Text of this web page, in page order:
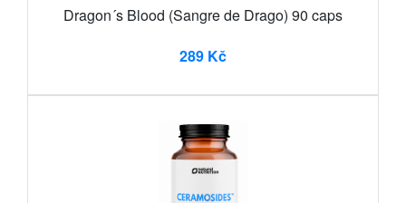
Dragon´s Blood (Sangre de Drago) 90 caps
289 Kč